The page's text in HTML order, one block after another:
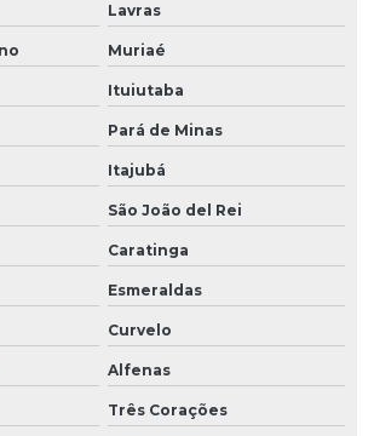
para pontes rolantes
multimarcas
para pontes rolantes
para ambientes perigosos
pontes rolantes
talhas elétricas
Lavras
Muriaé
Ituiutaba
Pará de Minas
Itajubá
São João del Rei
Caratinga
Esmeraldas
Curvelo
Alfenas
Três Corações